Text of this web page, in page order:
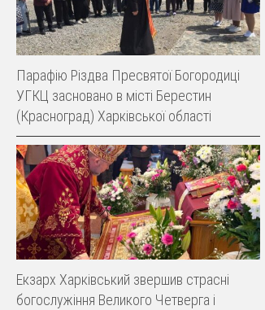
Парафію Різдва Пресвятої Богородиці
УГКЦ засновано в місті Берестин
(Красноград) Харківської області
Екзарх Харківський звершив страсні
богослужіння Великого Четверга і